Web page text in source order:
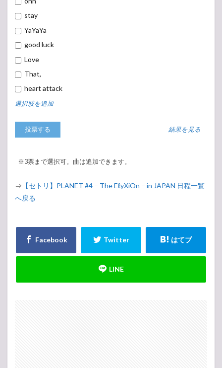
stay
YaYaYa
good luck
Love
That,
heart attack
選択肢を追加
結果を見る
※3票まで選択可。曲は追加できます。
⇒ 【セトリ】PLANET #4 – The EℓyXiOn – in JAPAN 日程一覧
へ戻る